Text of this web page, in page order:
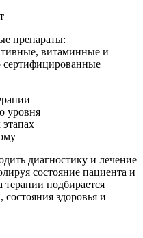
препараты:
витаминные и
уровня
диагностику и лечение
состояние пациента и
подбирается
состояния здоровья и